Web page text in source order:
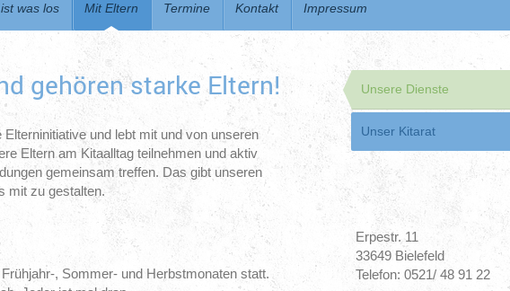
was los Mit Eltern Termine Kontakt Impressum
gehören starke Eltern!
und lebt mit und von unseren
Eltern am Kitaalltag teilnehmen und aktiv
gemeinsam treffen. Das gibt unseren
mit zu gestalten.
, Sommer- und Herbstmonaten statt.
Unsere Dienste
Unser Kitarat
Erpestr. 11
33649 Bielefeld
Telefon: 0521/ 48 91 22